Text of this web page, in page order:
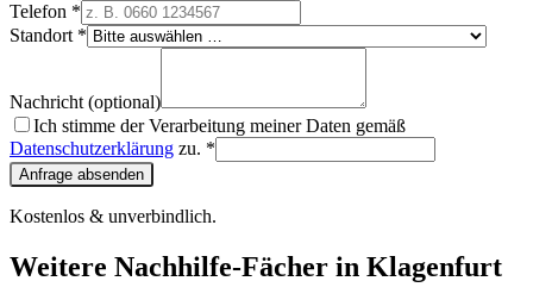
Telefon *
Standort *
Nachricht (optional)
Ich stimme der Verarbeitung meiner Daten gemäß
Datenschutzerklärung zu. *
Anfrage absenden
Kostenlos & unverbindlich.
Weitere Nachhilfe-Fächer in Klagenfurt